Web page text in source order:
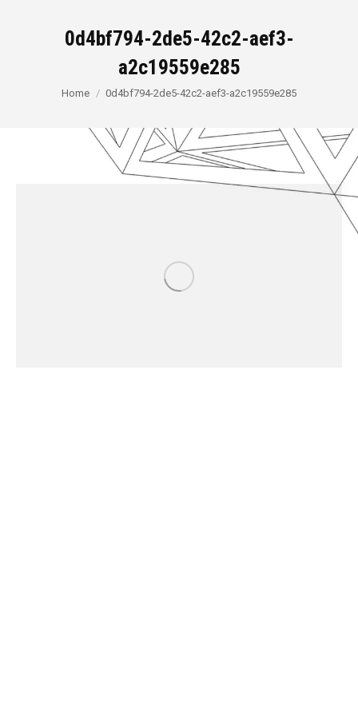
0d4bf794-2de5-42c2-aef3-
a2c19559e285
You are here:
Home 0d4bf794-2de5-42c2-aef3-a2c19559e285